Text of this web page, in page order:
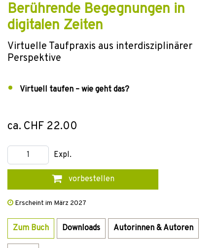
Berührende Begegnungen in
digitalen Zeiten
Virtuelle Taufpraxis aus interdisziplinärer
Perspektive
Virtuell taufen – wie geht das?
ca. CHF 22.00
Expl.
vorbestellen
Erscheint im März 2027
Zum Buch Downloads Autorinnen & Autoren